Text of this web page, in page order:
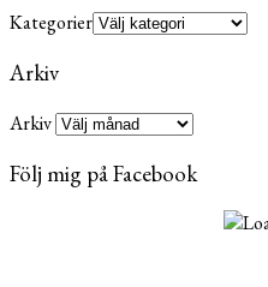
Kategorier
Arkiv
Arkiv
Följ mig på Facebook